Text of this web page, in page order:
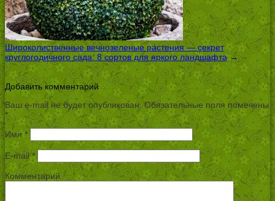
Широколиственные вечнозеленые растения — секрет
круглогодичного сада: 8 сортов для яркого ландшафта→
Добавить комментарий
Ваш e-mail не будет опубликован.Обязательные поля помечены
*
Имя*
E-mail*
Комментарий